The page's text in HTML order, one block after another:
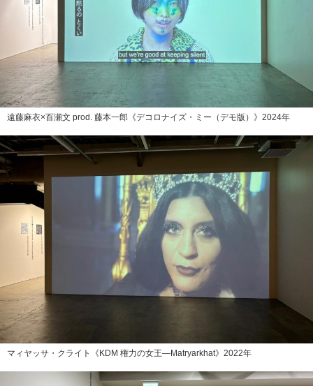
遠藤麻衣×百瀬文 prod. 藤本一郎《デコロナイズ・ミー（デモ版）》2024年
マィヤッサ・クライト《KDM 権力の女王—Matryarkhat》2022年